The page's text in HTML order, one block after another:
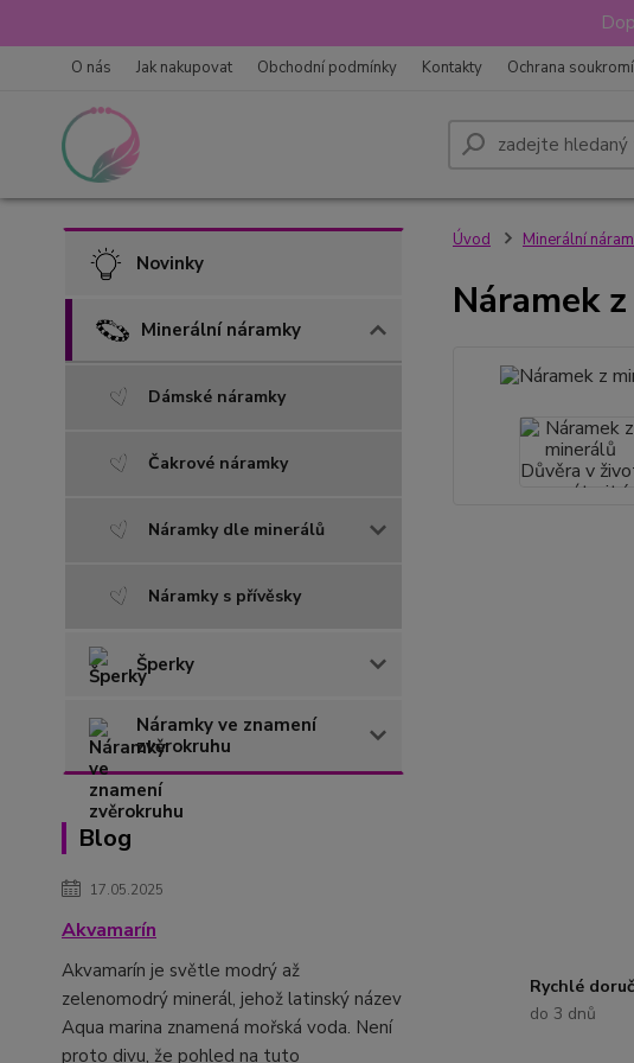
O nás Jak nakupovat Obchodní podmínky Kontakty Ochrana soukromí
Novinky
Minerální náramky
Dámské náramky
Čakrové náramky
Náramky dle minerálů
Náramky s přívěsky
Šperky
Náramky ve znamení
zvěrokruhu
Blog
17.05.2025
Akvamarín
Akvamarín je světle modrý až
zelenomodrý minerál, jehož latinský název
Aqua marina znamená mořská voda. Není
proto divu, že pohled na tuto
Úvod Minerální
Náramek
Rychlé
do 3 dnů